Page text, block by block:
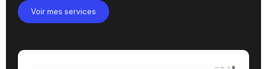
Voir mes services